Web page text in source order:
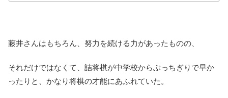
藤井さんはもちろん、努力を続ける力があったものの、
それだけではなくて、詰将棋が中学校からぶっちぎりで早か
ったりと、かなり将棋の才能にあふれていた。